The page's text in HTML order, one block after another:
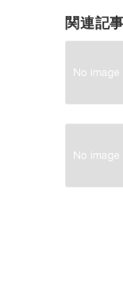
ゲ
ー
シ
ョ
ン
関連記事